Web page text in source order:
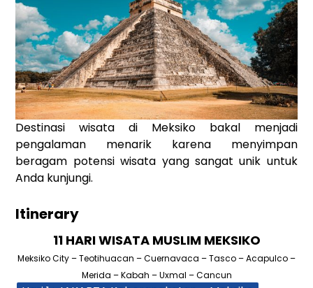
Destinasi wisata di Meksiko bakal menjadi
pengalaman menarik karena menyimpan
beragam potensi wisata yang sangat unik untuk
Anda kunjungi.
Itinerary
11 HARI WISATA MUSLIM MEKSIKO
Meksiko City – Teotihuacan – Cuernavaca – Tasco – Acapulco –
Merida – Kabah – Uxmal – Cancun